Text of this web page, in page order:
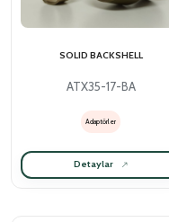
SOLID BACKSHELL
ATX35-17-BA
Adaptörler
Detaylar